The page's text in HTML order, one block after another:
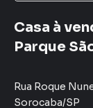
Casa à
Parque
Rua Roque
Sorocaba/SP